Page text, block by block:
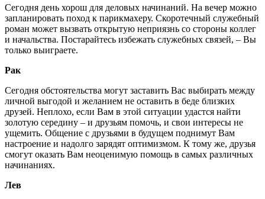
Сегодня день хорош для деловых начинаний. На вечер можно
запланировать поход к парикмахеру. Скоротечный служебный
роман может вызвать открытую неприязнь со стороны коллег
и начальства. Постарайтесь избежать служебных связей, – Вы
только выиграете.
Рак
Сегодня обстоятельства могут заставить Вас выбирать между
личной выгодой и желанием не оставить в беде близких
друзей. Неплохо, если Вам в этой ситуации удастся найти
золотую середину – и друзьям помочь, и свои интересы не
ущемить. Общение с друзьями в будущем поднимут Вам
настроение и надолго зарядят оптимизмом. К тому же, друзья
смогут оказать Вам неоценимую помощь в самых различных
начинаниях.
Лев